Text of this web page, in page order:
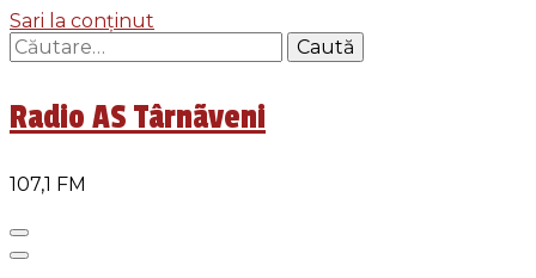
Sari la conținut
Caută
după:
Radio AS Târnãveni
107,1 FM